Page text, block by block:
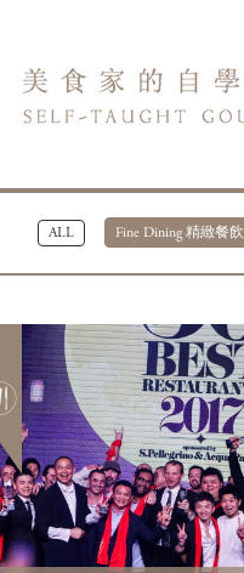
ALL Fine Dining 精緻餐飲